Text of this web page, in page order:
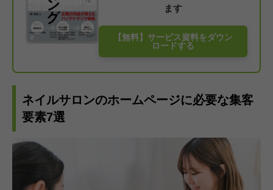
ます
【無料】サービス資料をダウン
ロードする
ネイルサロンのホームページに必要な集客
要素7選